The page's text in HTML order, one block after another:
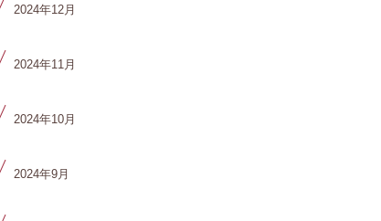
2024年12月
2024年11月
2024年10月
2024年9月